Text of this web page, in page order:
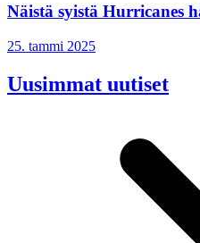
Näistä syistä Hurricanes
25. tammi 2025
Uusimmat uutiset